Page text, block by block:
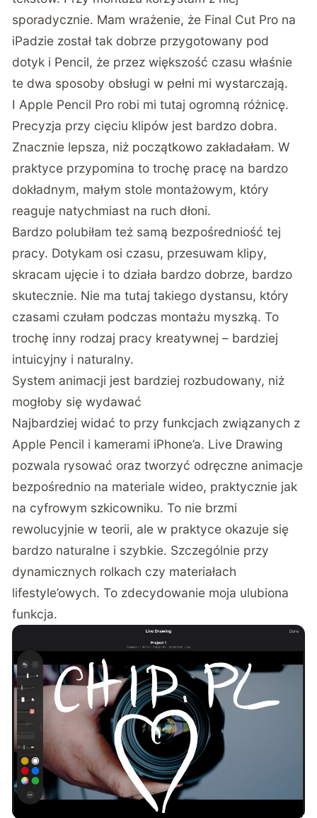
sporadycznie. Mam wrażenie, że Final Cut Pro na
iPadzie został tak dobrze przygotowany pod
dotyk i Pencil, że przez większość czasu właśnie
te dwa sposoby obsługi w pełni mi wystarczają.
I Apple Pencil Pro robi mi tutaj ogromną różnicę.
Precyzja przy cięciu klipów jest bardzo dobra.
Znacznie lepsza, niż początkowo zakładałam. W
praktyce przypomina to trochę pracę na bardzo
dokładnym, małym stole montażowym, który
reaguje natychmiast na ruch dłoni.
Bardzo polubiłam też samą bezpośredniość tej
pracy. Dotykam osi czasu, przesuwam klipy,
skracam ujęcie i to działa bardzo dobrze, bardzo
skutecznie. Nie ma tutaj takiego dystansu, który
czasami czułam podczas montażu myszką. To
trochę inny rodzaj pracy kreatywnej – bardziej
intuicyjny i naturalny.
System animacji jest bardziej rozbudowany, niż
mogłoby się wydawać
Najbardziej widać to przy funkcjach związanych z
Apple Pencil i kamerami iPhone’a. Live Drawing
pozwala rysować oraz tworzyć odręczne animacje
bezpośrednio na materiale wideo, praktycznie jak
na cyfrowym szkicowniku. To nie brzmi
rewolucyjnie w teorii, ale w praktyce okazuje się
bardzo naturalne i szybkie. Szczególnie przy
dynamicznych rolkach czy materiałach
lifestyle’owych. To zdecydowanie moja ulubiona
funkcja.